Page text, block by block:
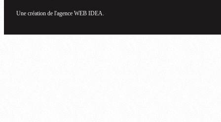
Une création de l'agence WEB IDEA.